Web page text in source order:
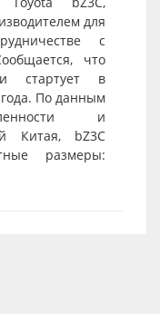
для
с
что
стартует в
По данным
и
Китая, bZ3C
размеры: